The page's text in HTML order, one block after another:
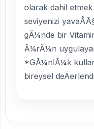
olarak dahil
seviyenizi
gÃ¼nde bir
Ã¼rÃ¼n
*GÃ¼nlÃ¼k
bireysel